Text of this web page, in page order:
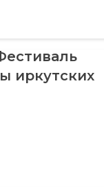
иркутских